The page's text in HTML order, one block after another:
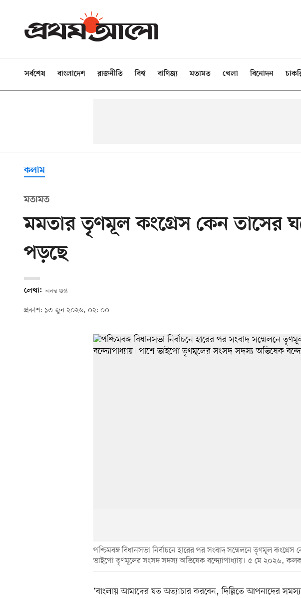
সর্বশেষ বাংলাদেশ রাজনীতি বিশ্ব বাণিজ্য মতামত খেলা বিনোদন
কলাম
মতামত
মমতার তৃণমূল কংগ্রেস কেন তাসের
পড়ছে
লেখা: অনন্ত গুপ্ত
প্রকাশ: ১৩ জুন ২০২৬, ০২: ০০
পশ্চিমবঙ্গ বিধানসভা নির্বাচনে হারের পর সংবাদ সম্মেলনে তৃণমূল কংগ্রেস
ভাইপো তৃণমূলের সংসদ সদস্য অভিষেক বন্দ্যোপাধ্যায়। ৫ মে ২০২৬,
‘বাংলায় আমাদের যত অত্যাচার করবেন, দিল্লিতে আপনাদের